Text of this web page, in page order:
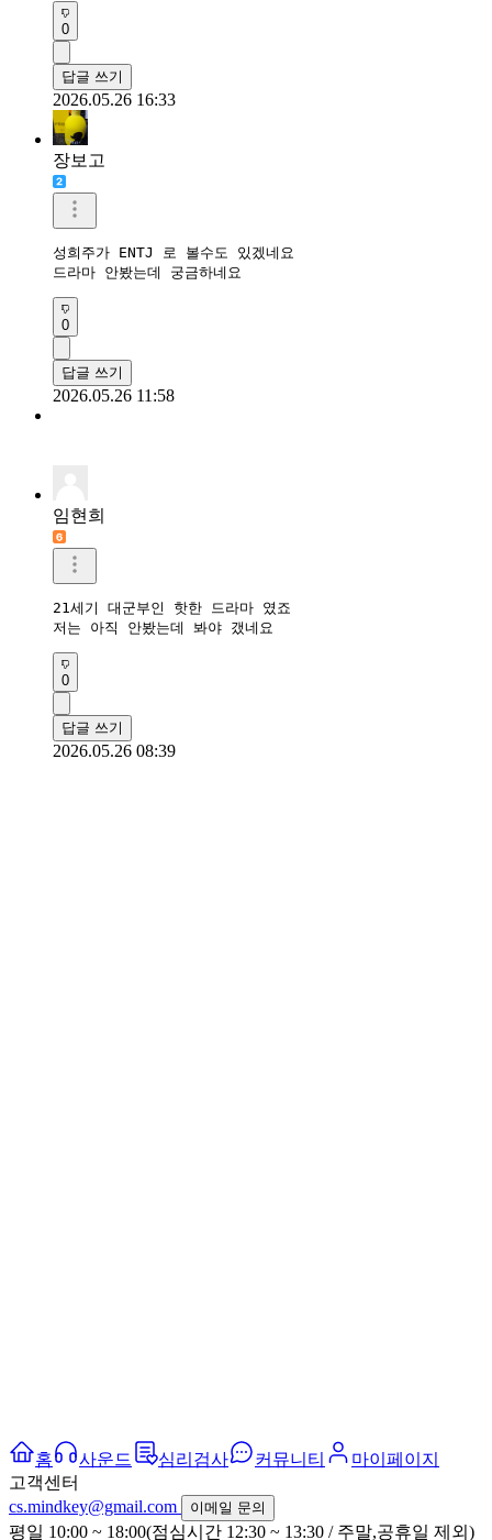
0
답글 쓰기
2026.05.26 16:33
장보고
성희주가 ENTJ 로 볼수도 있겠네요
드라마 안봤는데 궁금하네요
0
답글 쓰기
2026.05.26 11:58
임현희
21세기 대군부인 핫한 드라마 였죠
저는 아직 안봤는데 봐야 갰네요
0
답글 쓰기
2026.05.26 08:39
홈 사운드 심리검사 커뮤니티
마이페이지
고객센터
cs.mindkey@gmail.com
이메일 문의
평일 10:00 ~ 18:00(점심시간 12:30 ~ 13:30 / 주말,공휴일 제외)